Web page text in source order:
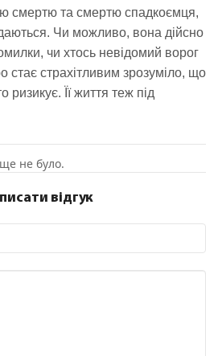
смертю та смертю спадкоємця,
Чи можливо, вона дійсно
чи хтось невідомий ворог
стає страхітливим зрозуміло, що
Її життя теж під
не було.
відгук